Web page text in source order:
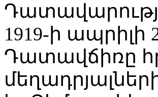
1919-ի ապրիլի
Դատավճիռը